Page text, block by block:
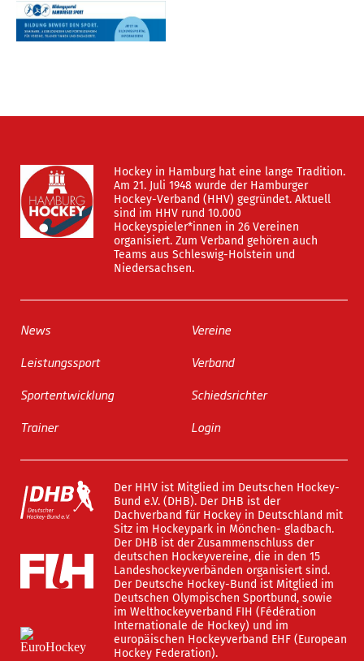
Hockey in Hamburg hat eine lange Tradition.
Am 21. Juli 1948 wurde der Hamburger
Hockey-Verband (HHV) gegründet. Aktuell
sind im HHV rund 10.000
Hockeyspieler*innen in 26 Vereinen
organisiert. Zum Verband gehören auch
Teams aus Schleswig-Holstein und
Niedersachsen.
News
Leistungssport
Sportentwicklung
Trainer
Vereine
Verband
Schiedsrichter
Login
Der HHV ist Mitglied im Deutschen Hockey-
Bund e.V. (DHB). Der DHB ist der
Dachverband für Hockey in Deutschland mit
Sitz im Hockeypark in Mönchen- gladbach.
Der DHB ist der Zusammenschluss der
deutschen Hockeyvereine, die in den 15
Landeshockeyverbänden organisiert sind.
Der Deutsche Hockey-Bund ist Mitglied im
Deutschen Olympischen Sportbund, sowie
im Welthockeyverband FIH (Fédération
Internationale de Hockey) und im
europäischen Hockeyverband EHF (European
Hockey Federation).